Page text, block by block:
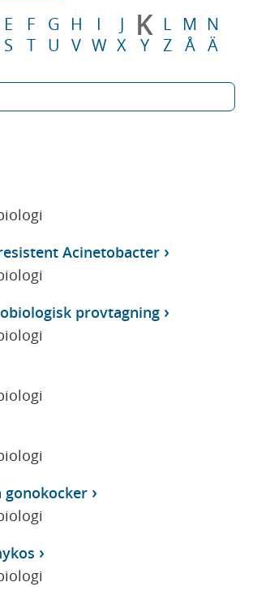
E F G H I J K L M N
S T U V W X Y Z Å Ä
Acinetobacter
provtagning
gonokocker